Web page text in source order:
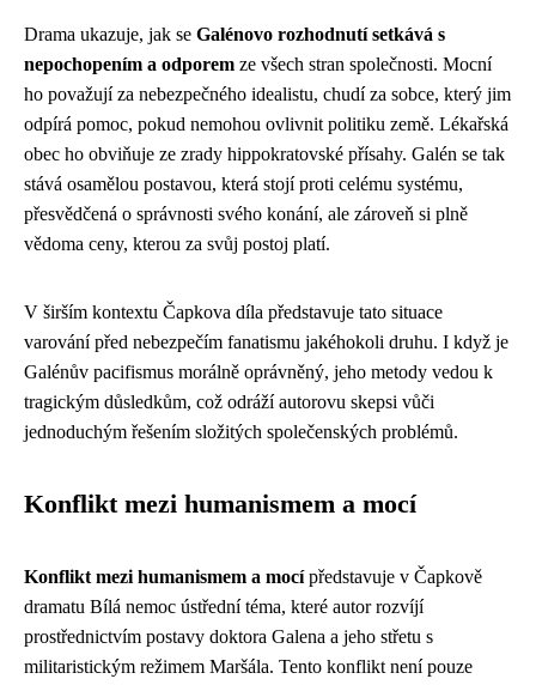
Drama ukazuje, jak se Galénovo rozhodnutí setkává s
nepochopením a odporem ze všech stran společnosti. Mocní
ho považují za nebezpečného idealistu, chudí za sobce, který jim
odpírá pomoc, pokud nemohou ovlivnit politiku země. Lékařská
obec ho obviňuje ze zrady hippokratovské přísahy. Galén se tak
stává osamělou postavou, která stojí proti celému systému,
přesvědčená o správnosti svého konání, ale zároveň si plně
vědoma ceny, kterou za svůj postoj platí.
V širším kontextu Čapkova díla představuje tato situace
varování před nebezpečím fanatismu jakéhokoli druhu. I když je
Galénův pacifismus morálně oprávněný, jeho metody vedou k
tragickým důsledkům, což odráží autorovu skepsi vůči
jednoduchým řešením složitých společenských problémů.
Konflikt mezi humanismem a mocí
Konflikt mezi humanismem a mocípředstavuje v Čapkově
dramatu Bílá nemoc ústřední téma, které autor rozvíjí
prostřednictvím postavy doktora Galena a jeho střetu s
militaristickým režimem Maršála. Tento konflikt není pouze